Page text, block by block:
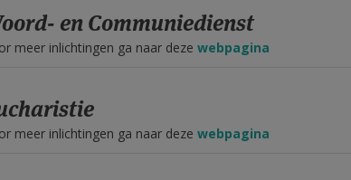
en Communiedienst
meer inlichtingen ga naar dezewebpagina
meer inlichtingen ga naar dezewebpagina